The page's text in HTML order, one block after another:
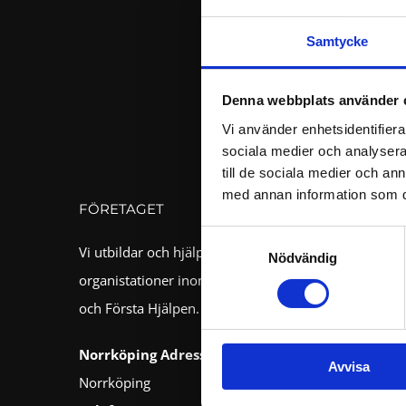
Samtycke
Denna webbplats använder
Vi använder
sociala medier och
till de sociala medier och
med annan information som
Nödvändig
Avvisa
FÖRETAGET
Vi utbildar och hjälper kommuner, företag, och
organistationer inom brandsäkerhet, Heta Arbeten
och Första Hjälpen.
Norrköping Adress:
Norrköping